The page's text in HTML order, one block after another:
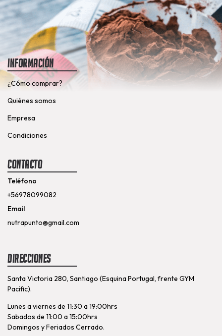
Información
¿Cómo comprar?
Quiénes somos
Empresa
Condiciones
Contacto
Teléfono
+56978099082
Email
nutrapunto@gmail.com
Direcciones
Santa Victoria 280, Santiago (Esquina Portugal, frente GYM
Pacific).
Lunes a viernes de 11:30 a 19:00hrs
Sabados de 11:00 a 15:00hrs
Domingos y Feriados Cerrado.